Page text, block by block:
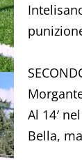
Al 14′
Bella,